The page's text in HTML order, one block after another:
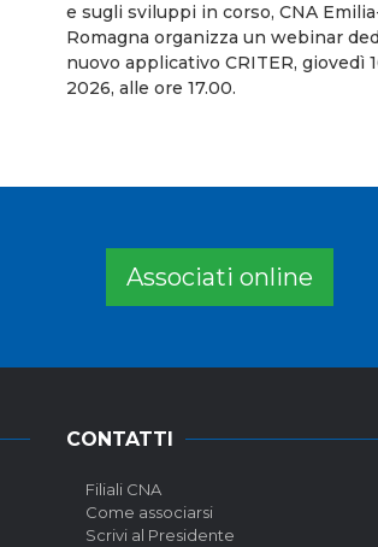
e sugli sviluppi in corso, CNA
Romagna organizza un webinar
nuovo applicativo CRITER, giovedì
2026, alle ore 17.00.
Associati online
CONTATTI
Filiali CNA
Come associarsi
Scrivi al Presidente